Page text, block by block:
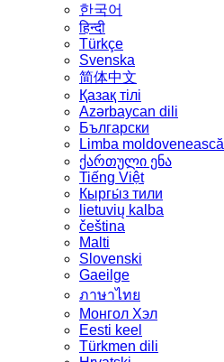
한국어
हिन्दी
Türkçe
Svenska
简体中文
Қазақ тілі
Azərbaycan dili
Български
Limba moldovenească
ქართული ენა
Tiếng Việt
Кыргы́з тили
lietuvių kalba
čeština
Malti
Slovenski
Gaeilge
ภาษาไทย
Монгол Хэл
Eesti keel
Türkmen dili